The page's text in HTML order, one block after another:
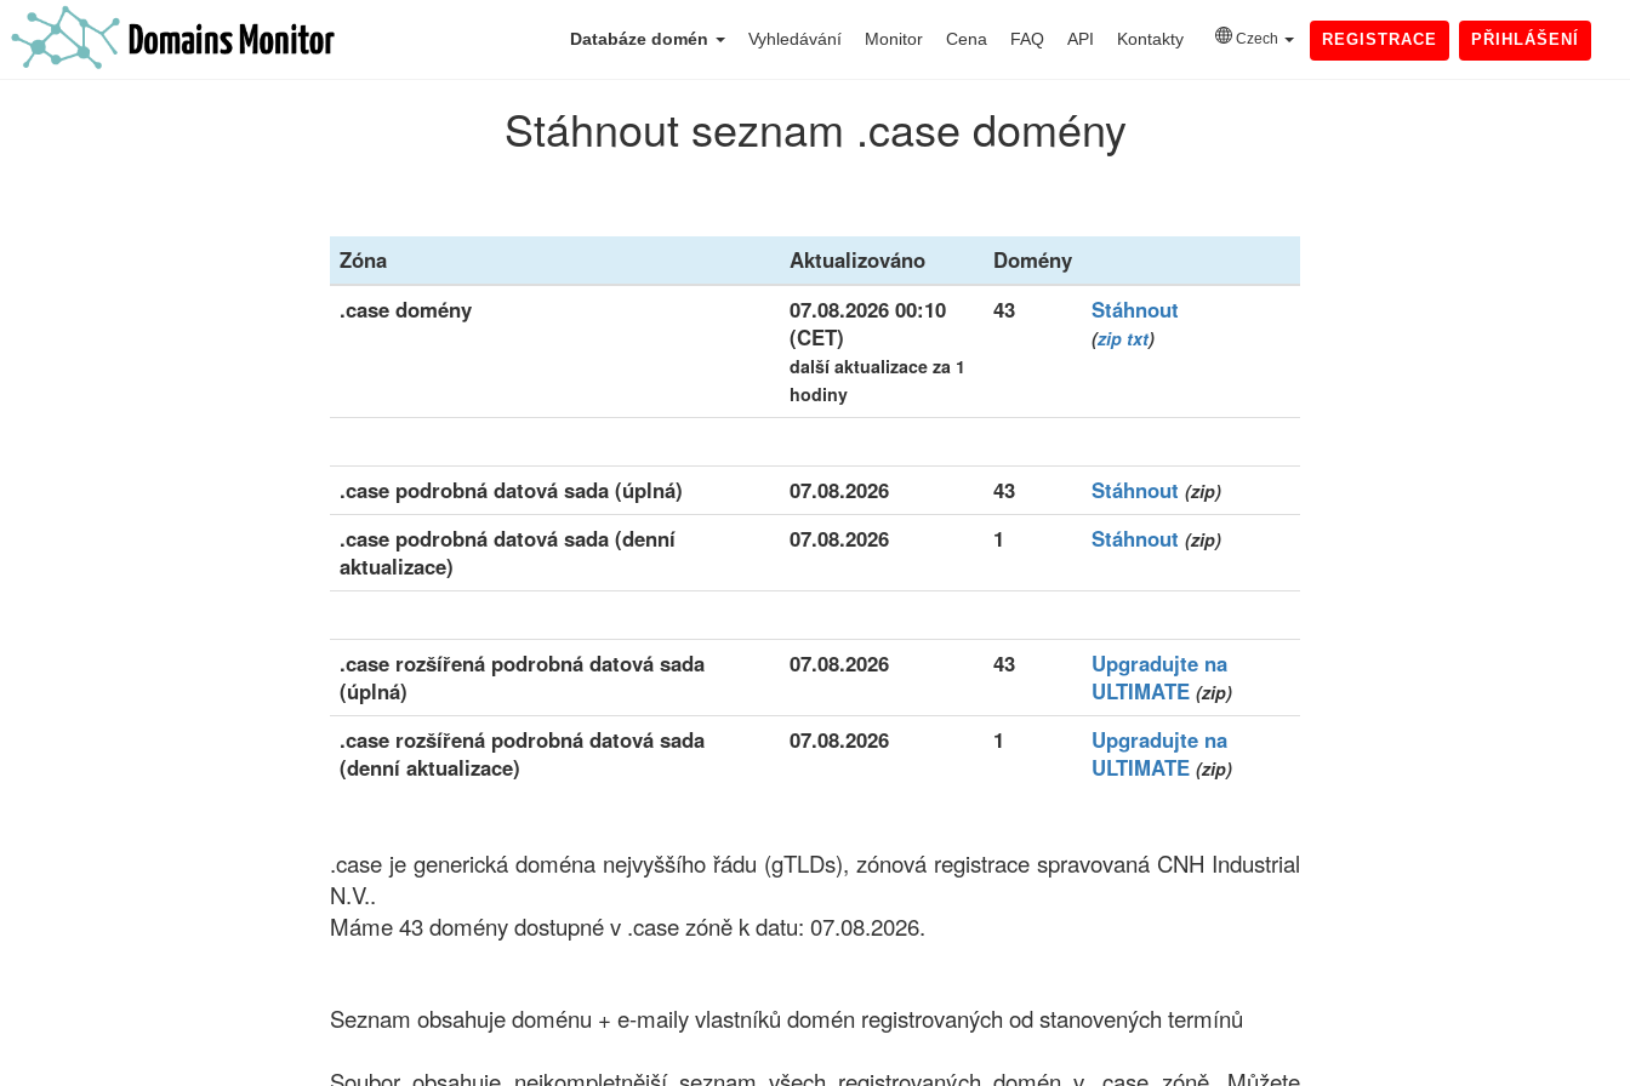
Databáze domén Vyhledávání Monitor Cena FAQ API Kontakty Czech REGISTRACE PŘIHLÁŠENÍ
Stáhnout seznam .case domény
Zóna Aktualizováno
Domény
.case domény
07.08.2026 00:10
(CET)
další aktualizace za 1
hodiny
43 Stáhnout
(zip txt)
.case podrobná datová sada (úplná) 07.08.2026 43 Stáhnout (zip)
.case podrobná datová sada (denní
aktualizace)
07.08.2026 1 Stáhnout (zip)
.case rozšířená podrobná datová sada
(úplná)
07.08.2026 43
Upgradujte na
ULTIMATE (zip)
.case rozšířená podrobná datová sada
(denní aktualizace)
07.08.2026 1
Upgradujte na
ULTIMATE (zip)
.case je generická doména nejvyššího řádu (gTLDs), zónová registrace spravovaná CNH Industrial
N.V..
Máme 43 domény dostupné v .case zóně k datu: 07.08.2026.
Seznam obsahuje doménu + e-maily vlastníků domén registrovaných od stanovených termínů